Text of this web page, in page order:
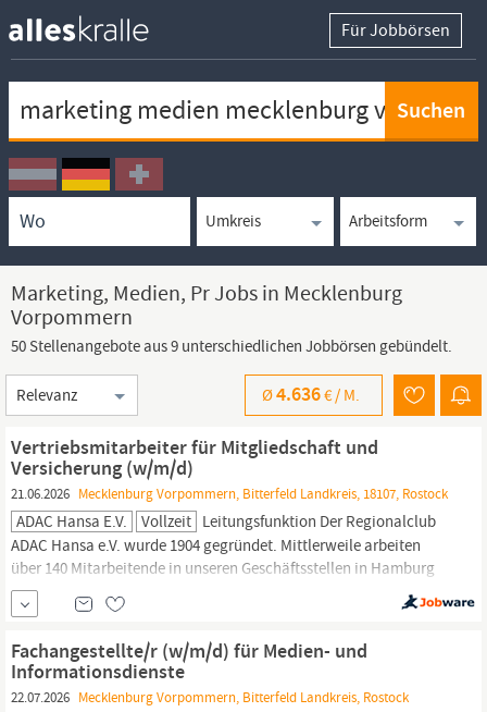
Für Jobbörsen
Ortssuche
Umkreissuche
Arbeitsform
Marketing, Medien, Pr Jobs in Mecklenburg
Vorpommern
50 Stellenangebote aus 9 unterschiedlichen Jobbörsen gebündelt.
Sortierung
Ø4.636€ / M.
Vertriebsmitarbeiter für Mitgliedschaft und
Versicherung (w/m/d)
21.06.2026 Mecklenburg Vorpommern, Bitterfeld Landkreis, 18107, Rostock
ADAC Hansa E.V. Vollzeit Leitungsfunktion Der Regionalclub
ADAC Hansa e.V. wurde 1904 gegründet. Mittlerweile arbeiten
über 140 Mitarbeitende in unseren Geschäftsstellen in Hamburg
und Mecklenburg-Vorpommern.
Hier kümmern wir uns um die
Themen Mobilität, Reise & Urlaub, Versicherungen und natürlich
die ADAC Mitgliedschaft. Innendienst, Auftragsabwicklung Sie
verfügen
Fachangestellte/r (w/m/d) für Medien- und
Informationsdienste
22.07.2026 Mecklenburg Vorpommern, Bitterfeld Landkreis, Rostock